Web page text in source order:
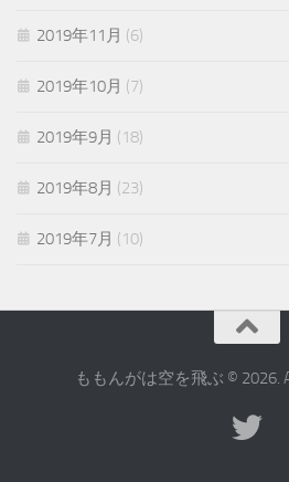
2019年11月 (6)
2019年10月 (7)
2019年9月 (18)
2019年8月 (23)
2019年7月 (10)
ももんがは空を飛ぶ © 2026.